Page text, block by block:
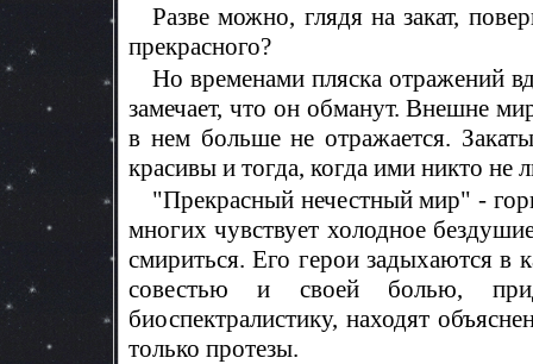
Разве можно, глядя на закат,
прекрасного?
Но временами пляска отражений
замечает, что он обманут. Внешне
в нем больше не отражается.
красивы и тогда, когда ими никто
"Прекрасный нечестный мир" -
многих чувствует холодное
смириться. Его герои задыхаются в
совестью и своей болью,
биоспектралистику, находят
только протезы.